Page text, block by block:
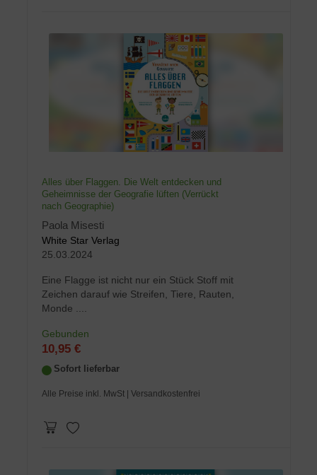
Alles über Flaggen. Die Welt entdecken und
Geheimnisse der Geografie lüften (Verrückt
nach Geographie)
Paola Misesti
White Star Verlag
25.03.2024
Eine Flagge ist nicht nur ein Stück Stoff mit
Zeichen darauf wie Streifen, Tiere, Rauten,
Monde ....
Gebunden
10,95 €
Sofort lieferbar
Alle Preise inkl. MwSt | Versandkostenfrei